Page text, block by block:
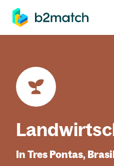
springen
In Tres Pontas,